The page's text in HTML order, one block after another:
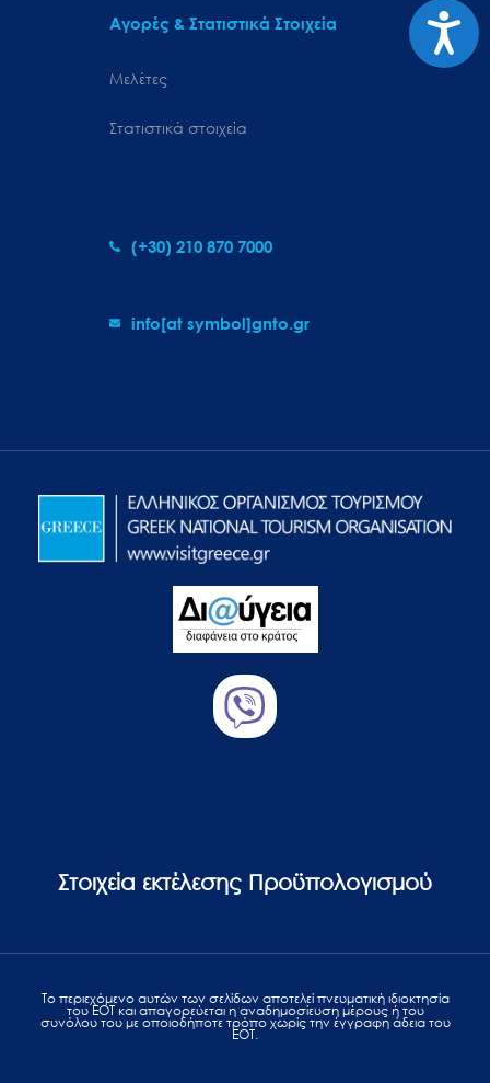
Αγορές & Στατιστικά Στοιχεία
Μελέτες
Στατιστικά στοιχεία
(+30) 210 870 7000
info[at symbol]gnto.gr
Στοιχεία εκτέλεσης Προϋπολογισμού
Το περιεχόμενο αυτών των σελίδων αποτελεί πvευματική ιδιοκτησία
του ΕΟΤ και απαγορεύεται η αναδημοσίευση μέρους ή του
συνόλου του με οποιοδήποτε τρόπο χωρίς την έγγραφη άδεια του
ΕΟΤ.